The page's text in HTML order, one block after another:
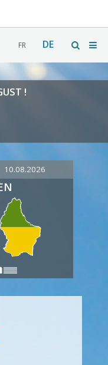
FR DE
!
10.08.2026